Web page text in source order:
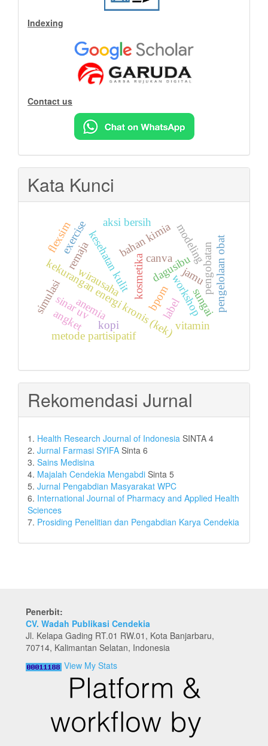
Indexing
Contact us
Kata Kunci
dagusibu
kesehatan kulit
label
jamu
canva
anemia
kekurangan energi kronis (kek)
kosmetika
bahan kimia
remaja
bpom
kopi
sinar uv workshop
wirausaha
metode partisipatif
angket
aksi bersih
sungai
pengobatanpengelolaan obat
vitamin
exercise
simulasi
modeling
flexsim
Rekomendasi Jurnal
1. Health Research Journal of Indonesia SINTA 4
2. Jurnal Farmasi SYIFA Sinta 6
3. Sains Medisina
4. Majalah Cendekia Mengabdi Sinta 5
5. Jurnal Pengabdian Masyarakat WPC
6. International Journal of Pharmacy and Applied Health
Sciences
7. Prosiding Penelitian dan Pengabdian Karya Cendekia
Penerbit:
CV. Wadah Publikasi Cendekia
Jl. Kelapa Gading RT.01 RW.01, Kota Banjarbaru,
70714, Kalimantan Selatan, Indonesia
View My Stats